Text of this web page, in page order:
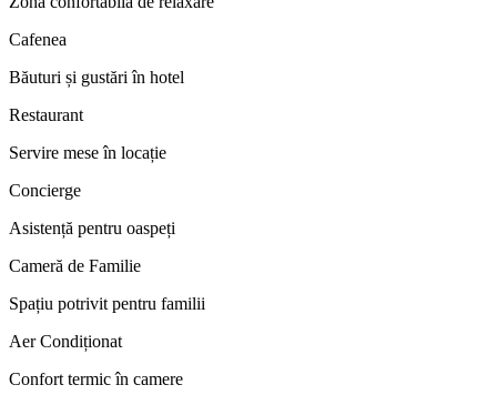
Cafenea
Băuturi și gustări în hotel
Restaurant
Servire mese în locație
Concierge
Asistență pentru oaspeți
Cameră de Familie
Spațiu potrivit pentru familii
Aer Condiționat
Confort termic în camere